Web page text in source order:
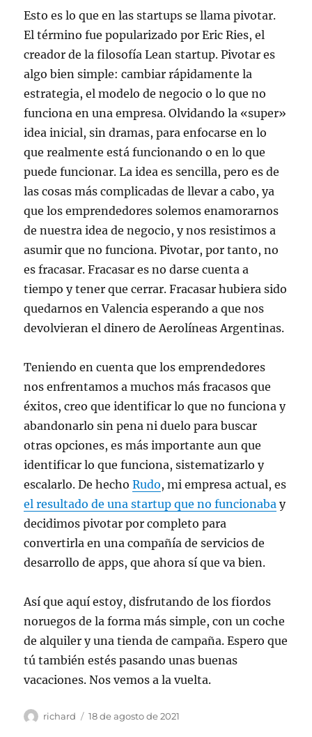
Esto es lo que en las startups se llama pivotar.
El término fue popularizado por Eric Ries, el
creador de la filosofía Lean startup. Pivotar es
algo bien simple: cambiar rápidamente la
estrategia, el modelo de negocio o lo que no
funciona en una empresa. Olvidando la «super»
idea inicial, sin dramas, para enfocarse en lo
que realmente está funcionando o en lo que
puede funcionar. La idea es sencilla, pero es de
las cosas más complicadas de llevar a cabo, ya
que los emprendedores solemos enamorarnos
de nuestra idea de negocio, y nos resistimos a
asumir que no funciona. Pivotar, por tanto, no
es fracasar. Fracasar es no darse cuenta a
tiempo y tener que cerrar. Fracasar hubiera sido
quedarnos en Valencia esperando a que nos
devolvieran el dinero de Aerolíneas Argentinas.
Teniendo en cuenta que los emprendedores
nos enfrentamos a muchos más fracasos que
éxitos, creo que identificar lo que no funciona y
abandonarlo sin pena ni duelo para buscar
otras opciones, es más importante aun que
identificar lo que funciona, sistematizarlo y
escalarlo. De hechoRudo, mi empresa actual, es
el resultado de una startup que no funcionaba y
decidimos pivotar por completo para
convertirla en una compañía de servicios de
desarrollo de apps, que ahora sí que va bien.
Así que aquí estoy, disfrutando de los fiordos
noruegos de la forma más simple, con un coche
de alquiler y una tienda de campaña. Espero que
tú también estés pasando unas buenas
vacaciones. Nos vemos a la vuelta.
Autor
richard
Publicado
18 de agosto de 2021